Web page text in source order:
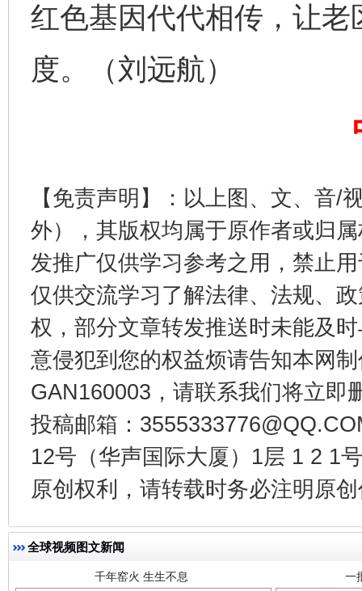
红色基因代代相传，让
度。（刘远航）
【免责声明】：以上图、文、音/
外），其版权均属于原作者或归
发推广仅供学习参考之用，禁止
仅供交流学习了解法律、法规、
权，部分文章转发推送时未能及
意侵犯到您的权益烦请告知本网
GAN160003，请联系我们将立即
投稿邮箱：
12号（华声国际大厦）1层 1 2 1
原创权利，请转载时务必注明原
全球视频图文新闻
东山县通报“牛蛙产品抗生素超标问题” 法